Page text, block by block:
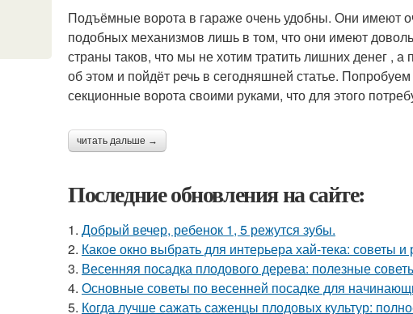
Подъёмные ворота в гараже очень удобны. Они имеют
подобных механизмов лишь в том, что они имеют
страны таков, что мы не хотим тратить лишних денег ,
об этом и пойдёт речь в сегодняшней статье.
секционные ворота своими руками, что для этого
читать дальше →
Последние обновления на сайте:
1. Добрый вечер, ребенок 1, 5 режутся зубы.
2. Какое окно выбрать для интерьера хай-тека: советы
3. Весенняя посадка плодового дерева: полезные
4. Основные советы по весенней посадке для
5. Когда лучше сажать саженцы плодовых культур: